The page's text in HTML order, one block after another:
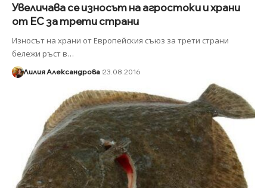
Увеличава се износът на агростоки и храни
от ЕС за трети страни
Износът на храни от Европейския съюз за трети страни
бележи ръст в…
Лилия Александрова 23.08.2016